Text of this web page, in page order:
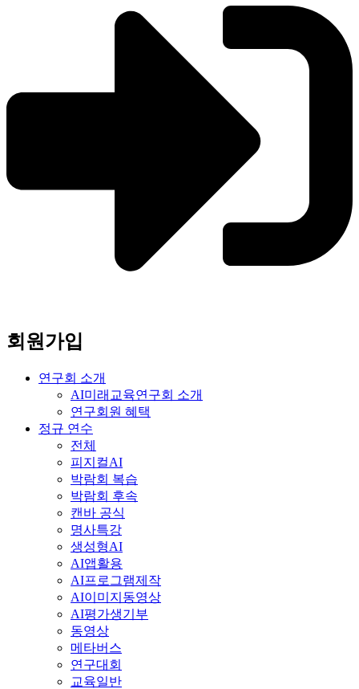
회원가입
연구회 소개
AI미래교육연구회 소개
연구회원 혜택
정규 연수
전체
피지컬AI
박람회 복습
박람회 후속
캔바 공식
명사특강
생성형AI
AI앱활용
AI프로그램제작
AI이미지동영상
AI평가생기부
동영상
메타버스
연구대회
교육일반